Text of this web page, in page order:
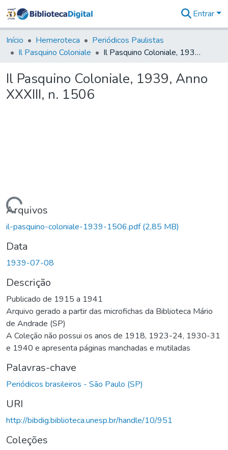
&
Coleções
Tudo na
Digital
Entrar
Início Hemeroteca
Periódicos Paulistas
Il Pasquino Coloniale
Il Pasquino Coloniale, 1939, Anno XXXIII, n. 1506
Il Pasquino Coloniale, 1939, Anno
XXXIII, n. 1506
Carregando...
Arquivos
il-pasquino-coloniale-1939-1506.pdf(2,85 MB)
Data
1939-07-08
Descrição
Publicado de 1915 a 1941
Arquivo gerado a partir das microfichas da Biblioteca Mário
de Andrade (SP)
A Coleção não possui os anos de 1918, 1923-24, 1930-31
e 1940 e apresenta páginas manchadas e mutiladas
Palavras-chave
Periódicos brasileiros - São Paulo (SP)
URI
http://bibdig.biblioteca.unesp.br/handle/10/951
Coleções